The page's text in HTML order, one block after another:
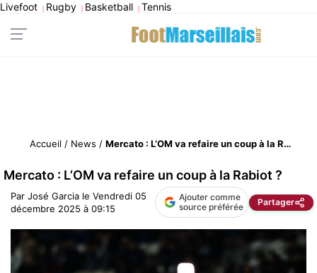
Livefoot | Rugby | Basketball | Tennis
Accueil / News / Mercato : L’OM va refaire un coup à la Rabiot ?
Mercato : L’OM va refaire un coup à la Rabiot ?
Par José Garcia le Vendredi 05
décembre 2025 à 09:15
Ajouter comme
source préférée
Partager